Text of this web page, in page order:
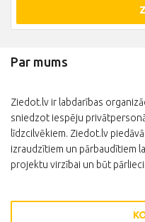
Par mums
Ziedot.lv ir labdarības
sniedzot iespēju
līdzcilvēkiem. Ziedot.lv
izraudzītiem un pārbaudītiem
projektu virzībai un būt